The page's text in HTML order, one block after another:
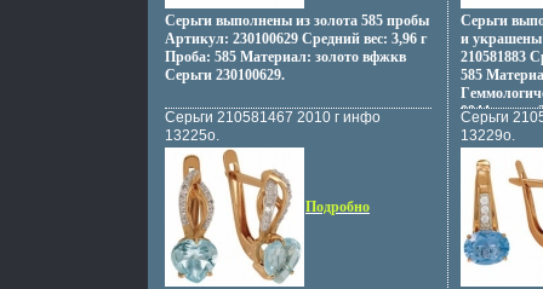
Серьги выполнены из золота 585 пробы
Артикул: 230100629 Средний вес: 3,96 г
Проба: 585 Материал: золото вфжкв
Серьги 230100629.
Серьги 210581467 2010 г инфо
13225o.
Подробно
Серьги
и
210581883
585
0944 карат,
Серьги
13229o.